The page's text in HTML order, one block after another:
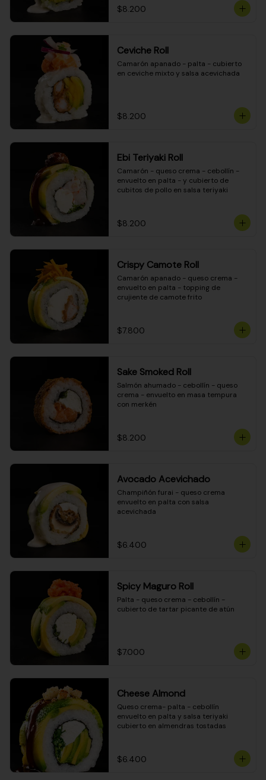
$8.200
Ceviche Roll
Camarón apanado - palta - cubierto
en ceviche mixto y salsa acevichada
$8.200
Ebi Teriyaki Roll
Camarón - queso crema - cebollín -
envuelto en palta - y cubierto de
cubitos de pollo en salsa teriyaki
$8.200
Crispy Camote Roll
Camarón apanado - queso crema -
envuelto en palta - topping de
crujiente de camote frito
$7.800
Sake Smoked Roll
Salmón ahumado - cebollín - queso
crema - envuelto en masa tempura
con merkén
$8.200
Avocado Acevichado
Champiñón furai - queso crema
envuelto en palta con salsa
acevichada
$6.400
Spicy Maguro Roll
Palta - queso crema - cebollín -
cubierto de tartar picante de atún
$7.000
Cheese Almond
Queso crema- palta - cebollín
envuelto en palta y salsa teriyaki
cubierto en almendras tostadas
$6.400